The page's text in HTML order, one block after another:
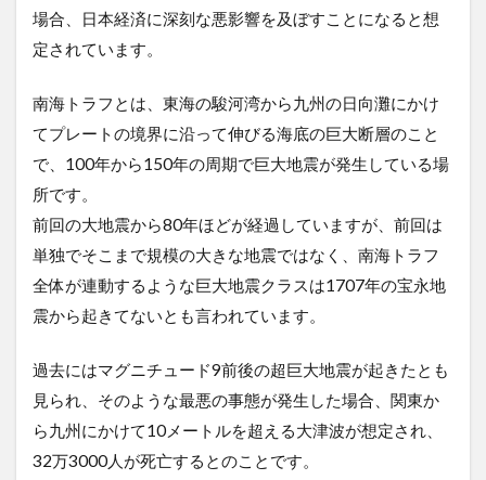
場合、日本経済に深刻な悪影響を及ぼすことになると想
定されています。
南海トラフとは、東海の駿河湾から九州の日向灘にかけ
てプレートの境界に沿って伸びる海底の巨大断層のこと
で、100年から150年の周期で巨大地震が発生している場
所です。
前回の大地震から80年ほどが経過していますが、前回は
単独でそこまで規模の大きな地震ではなく、南海トラフ
全体が連動するような巨大地震クラスは1707年の宝永地
震から起きてないとも言われています。
過去にはマグニチュード9前後の超巨大地震が起きたとも
見られ、そのような最悪の事態が発生した場合、関東か
ら九州にかけて10メートルを超える大津波が想定され、
32万3000人が死亡するとのことです。